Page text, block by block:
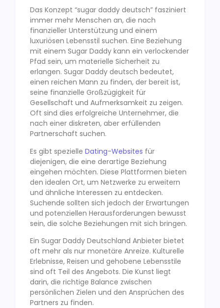
Das Konzept “sugar daddy deutsch” fasziniert
immer mehr Menschen an, die nach
finanzieller Unterstützung und einem
luxuriösen Lebensstil suchen. Eine Beziehung
mit einem Sugar Daddy kann ein verlockender
Pfad sein, um materielle Sicherheit zu
erlangen. Sugar Daddy deutsch bedeutet,
einen reichen Mann zu finden, der bereit ist,
seine finanzielle Großzügigkeit für
Gesellschaft und Aufmerksamkeit zu zeigen.
Oft sind dies erfolgreiche Unternehmer, die
nach einer diskreten, aber erfüllenden
Partnerschaft suchen.
Es gibt spezielle Dating-Websites für
diejenigen, die eine derartige Beziehung
eingehen möchten. Diese Plattformen bieten
den idealen Ort, um Netzwerke zu erweitern
und ähnliche Interessen zu entdecken.
Suchende sollten sich jedoch der Erwartungen
und potenziellen Herausforderungen bewusst
sein, die solche Beziehungen mit sich bringen.
Ein Sugar Daddy Deutschland Anbieter bietet
oft mehr als nur monetäre Anreize. Kulturelle
Erlebnisse, Reisen und gehobene Lebensstile
sind oft Teil des Angebots. Die Kunst liegt
darin, die richtige Balance zwischen
persönlichen Zielen und den Ansprüchen des
Partners zu finden.